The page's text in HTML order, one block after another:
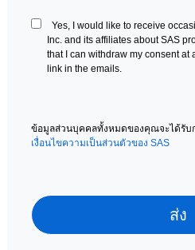
Yes, I would like to receive
Inc. and its affiliates about SAS
that I can withdraw my consent at
link in the emails.
ข้อมูลส่วนบุคคลทั้งหมดของคุณจะได้รับก
เงื่อนไขความเป็นส่วนตัวของ SAS